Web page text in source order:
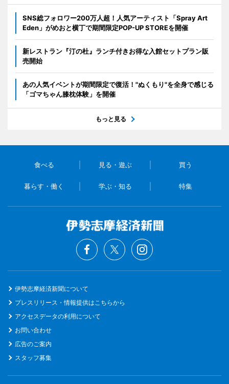
SNS総フォロワー200万人超！人気アーティスト「Spray Art
Eden」がめおと横丁で期間限定POP-UP STOREを開催
新レストラン『汀の杜』ランチ付きお得な入館セットプラン販
売開始
あの人気イベントが期間限定で復活！"ぬくもり"を全身で感じる
「ゴマちゃん膝枕体験」を開催
もっと見る
食べる 見る・遊ぶ 買う
暮らす・働く 学ぶ・知る 特集
伊勢志摩経済新聞について
プレスリリース・情報提供はこちらから
アクセスデータの利用について
お問い合わせ
広告のご案内
スタッフ募集